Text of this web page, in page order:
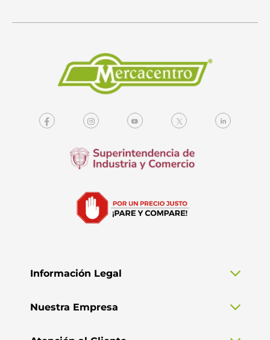
Información Legal
Nuestra Empresa